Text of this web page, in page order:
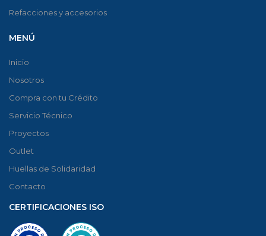
Refacciones y accesorios
MENÚ
Inicio
Nosotros
Compra con tu Crédito
Servicio Técnico
Proyectos
Outlet
Huellas de Solidaridad
Contacto
CERTIFICACIONES ISO